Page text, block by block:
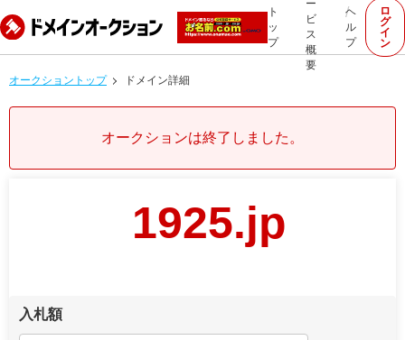
ト
ッ
プ
ー
ビ
ス
概
要
ヘ
ル
プ
ロ
グ
イ
ン
オークショントップ ドメイン詳細
オークションは終了しました。
1925.jp
入札額